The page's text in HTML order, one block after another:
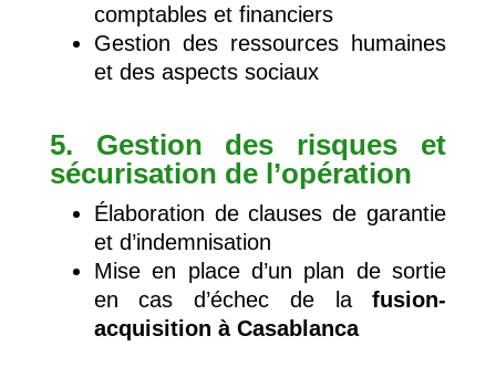
comptables et financiers
Gestion des ressources humaines
et des aspects sociaux
5. Gestion des risques et
sécurisation de l’opération
Élaboration de clauses de garantie
et d’indemnisation
Mise en place d’un plan de sortie
en cas d’échec de lafusion-
acquisition à Casablanca